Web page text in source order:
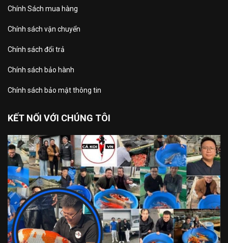
Chính Sách mua hàng
Chính sách vận chuyển
Chính sách đổi trả
Chính sách bảo hành
Chính sách bảo mật thông tin
KẾT NỐI VỚI CHÚNG TÔI